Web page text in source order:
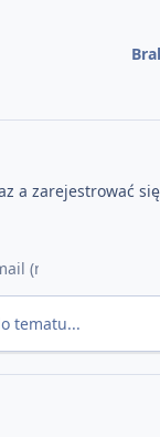
a zarejestrować
tematu...